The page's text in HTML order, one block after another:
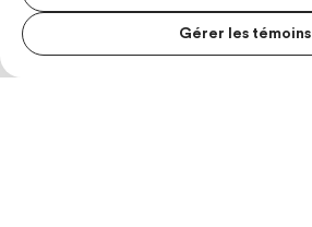
Gérer les témoins